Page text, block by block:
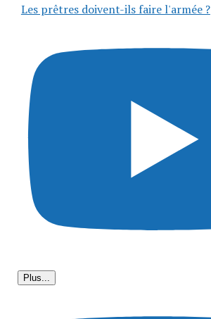
Les prêtres doivent-ils faire l'armée ?
Plus...